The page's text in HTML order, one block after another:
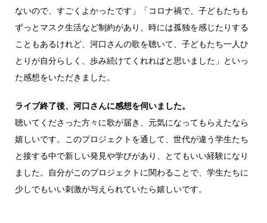
ないので、すごくよかったです」「コロナ禍で、子どもたちも
ずっとマスク生活など制約があり、時には孤独を感じたりする
こともあるけれど、河口さんの歌を聴いて、子どもたち一人ひ
とりが自分らしく、歩み続けてくれればと思いました」といっ
た感想をいただきました。
ライブ終了後、河口さんに感想を伺いました。
聴いてくださった方々に歌が届き、元気になってもらえたなら
嬉しいです。このプロジェクトを通して、世代が違う学生たち
と接する中で新しい発見や学びがあり、とてもいい経験になり
ました。自分がこのプロジェクトに関わることで、学生たちに
少しでもいい刺激が与えられていたら嬉しいです。